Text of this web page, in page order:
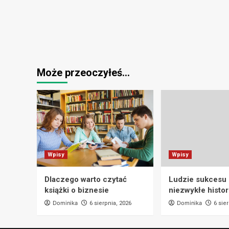
Może przeoczyłeś…
Wpisy
Dlaczego warto czytać
książki o biznesie
Dominika 6 sierpnia, 2026
Wpisy
Ludzie sukcesu
niezwykłe
Dominika 6